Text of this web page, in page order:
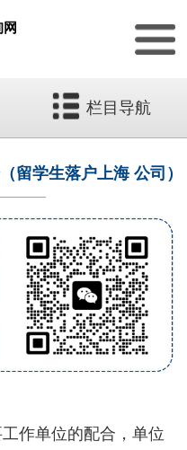
栏目导航
留学生落户上海 公司）
作单位的配合，单位